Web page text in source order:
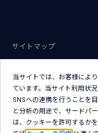
サイトマップ
アクセシビリティポリシー
クッキー（Cookie）プリ
ス
当サイトでは、お客様によ
ています。当サイト利用状
SNSへの連携を行うことを
と分析の用途で、サードパ
は、クッキーを許可するか